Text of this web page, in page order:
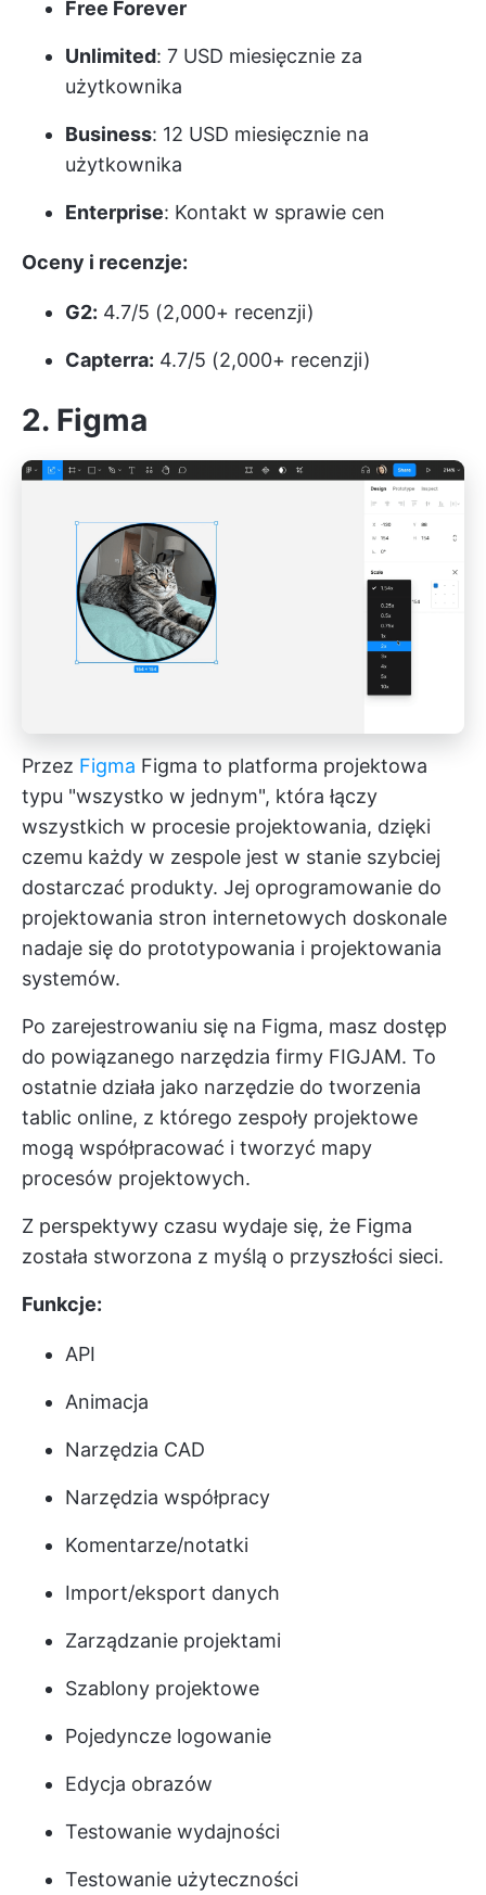
Free Forever
Unlimited: 7 USD miesięcznie za
użytkownika
Business: 12 USD miesięcznie na
użytkownika
Enterprise: Kontakt w sprawie cen
Oceny i recenzje:
G2: 4.7/5 (2,000+ recenzji)
Capterra: 4.7/5 (2,000+ recenzji)
2. Figma
Przez Figma Figma to platforma projektowa
typu "wszystko w jednym", która łączy
wszystkich w procesie projektowania, dzięki
czemu każdy w zespole jest w stanie szybciej
dostarczać produkty. Jej oprogramowanie do
projektowania stron internetowych doskonale
nadaje się do prototypowania i projektowania
systemów.
Po zarejestrowaniu się na Figma, masz dostęp
do powiązanego narzędzia firmy FIGJAM. To
ostatnie działa jako narzędzie do tworzenia
tablic online, z którego zespoły projektowe
mogą współpracować i tworzyć mapy
procesów projektowych.
Z perspektywy czasu wydaje się, że Figma
została stworzona z myślą o przyszłości sieci.
Funkcje:
API
Animacja
Narzędzia CAD
Narzędzia współpracy
Komentarze/notatki
Import/eksport danych
Zarządzanie projektami
Szablony projektowe
Pojedyncze logowanie
Edycja obrazów
Testowanie wydajności
Testowanie użyteczności